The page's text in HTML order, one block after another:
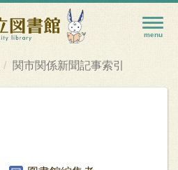
関市関係新聞記事索引